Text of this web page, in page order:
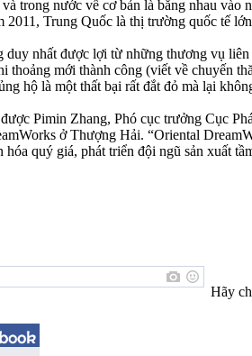
trong nước về cơ bản là bằng nhau
Trung Quốc là thị trường quốc tế
nhất được lợi từ những thương vụ
thoảng mới thành công (viết về chuyến
hộ là một thất bại rất đắt đỏ mà lại
Pimin Zhang, Phó cục trưởng Cục
ở Thượng Hải. “Oriental
quý giá, phát triển đội ngũ sản xuất
Hãy